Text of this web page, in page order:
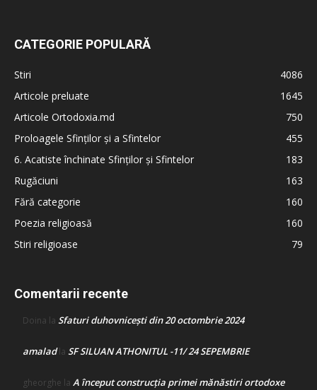
CATEGORIE POPULARĂ
Stiri
4086
Articole preluate
1645
Articole Ortodoxia.md
750
Proloagele Sfinților și a Sfintelor
455
6. Acatiste închinate Sfinților și Sfintelor
183
Rugăciuni
163
Fără categorie
160
Poezia religioasă
160
Stiri religioase
79
Comentarii recente
Doina la Sfaturi duhovnicești din 20 octombrie 2024
amaladla SF SILUAN ATHONITUL -11/ 24 SEPEMBRIE
gheorghe la A început construcţia primei mănăstiri ortodoxe